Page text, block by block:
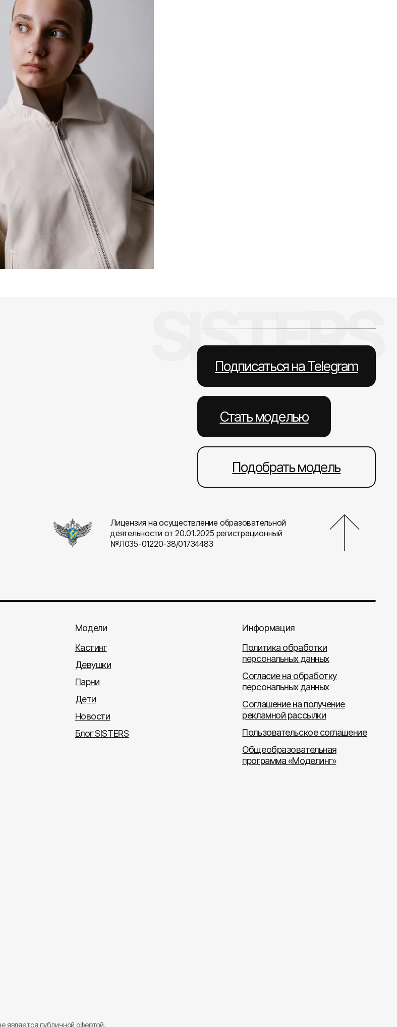
Подписаться на Telegram
Стать моделью
Подобрать модель
Лицензия на осуществление образовательной
деятельности от 20.01.2025 регистрационный
№Л035-01220-38/01734483
Модели
Кастинг
Девушки
Парни
Дети
Новости
Блог SISTERS
Информация
Политика обработки
персональных данных
Согласие на обработку
персональных данных
Соглашение на получение
рекламной рассылки
Пользовательское соглашение
Общеобразовательная
программа «Моделинг»
является публичной офертой.